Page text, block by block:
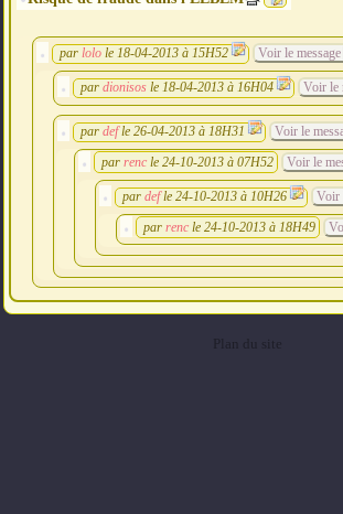
par lolo le 18-04-2013 à 15H52 Voir le message
par dionisos le 18-04-2013 à 16H04 Voir le
par def le 26-04-2013 à 18H31 Voir le
par renc le 24-10-2013 à 07H52 Voir le
par def le 24-10-2013 à 10H26 Voir
par renc le 24-10-2013 à 18H49
Plan du site